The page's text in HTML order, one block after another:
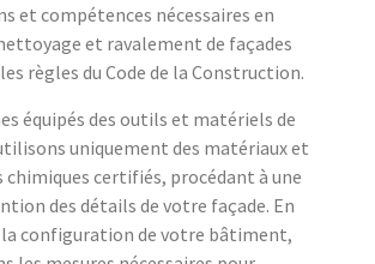
et compétences nécessaires en
et ravalement de façades
règles du Code de la Construction.
équipés des outils et matériels de
uniquement des matériaux et
chimiques certifiés, procédant à une
des détails de votre façade. En
configuration de votre bâtiment,